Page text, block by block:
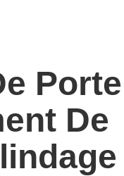
Porte
De